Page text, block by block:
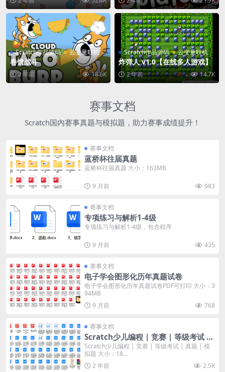
Scratch作品源码 云变量联机
卷饼战斗
2 年前 18.6K
Scratch作品源码 云变量联机
炸弹人 v1.0【在线多人游戏】
2 年前 14.7K
赛事文档
Scratch国内赛事真题与模拟题，助力赛事成绩提升！
赛事文档
蓝桥杯往届真题
蓝桥杯往届真题 大小：163MB
9 月前 983
赛事文档
专项练习与解析1-4级
专项练习与解析1-4级，包含程序
9 月前 435
赛事文档
电子学会图形化历年真题试卷
电子学会图形化历年真题试卷PDF可打印 大小：3
94MB
9 月前
768
赛事文档
Scratch少儿编程 | 竞赛 | 等级考试 |
真题 | 模拟题
Scratch少儿编程 | 竞赛 | 等级考试 | 真题 | 模
拟题 大小：18...
2 年前
2.5K